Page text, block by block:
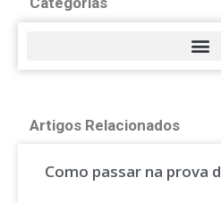
Artigos Relacionados
Como passar na prova